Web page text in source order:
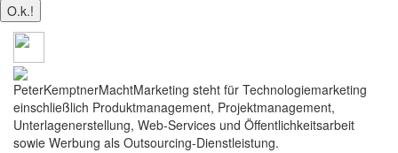
PeterKemptnerMachtMarketing steht für Technologiemarketing
einschließlich Produktmanagement, Projektmanagement,
Unterlagenerstellung, Web-Services und Öffentlichkeitsarbeit
sowie Werbung als Outsourcing-Dienstleistung.